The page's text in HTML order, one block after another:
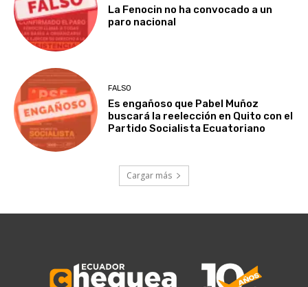
La Fenocin no ha convocado a un
paro nacional
FALSO
Es engañoso que Pabel Muñoz
buscará la reelección en Quito con el
Partido Socialista Ecuatoriano
Cargar más